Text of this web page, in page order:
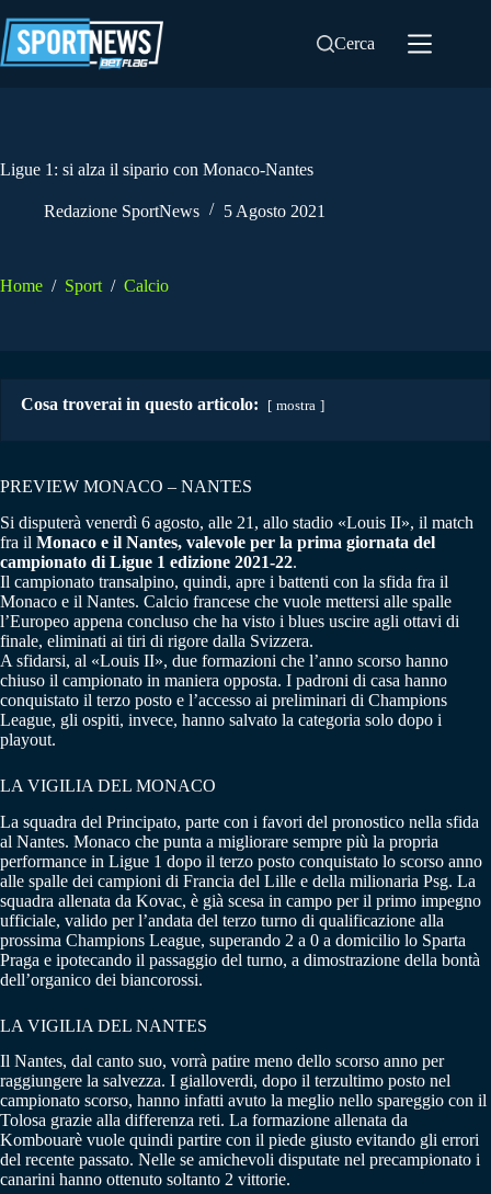
al
contenuto
Cerca
Ligue 1: si alza il sipario con Monaco-Nantes
Redazione SportNews 5 Agosto 2021
Home / Sport / Calcio
Cosa troverai in questo articolo: mostra
PREVIEW MONACO – NANTES
Si disputerà venerdì 6 agosto, alle 21, allo stadio «Louis II», il match
fra il Monaco e il Nantes, valevole per la prima giornata del
campionato di Ligue 1 edizione 2021-22.
Il campionato transalpino, quindi, apre i battenti con la sfida fra il
Monaco e il Nantes. Calcio francese che vuole mettersi alle spalle
l’Europeo appena concluso che ha visto i blues uscire agli ottavi di
finale, eliminati ai tiri di rigore dalla Svizzera.
A sfidarsi, al «Louis II», due formazioni che l’anno scorso hanno
chiuso il campionato in maniera opposta. I padroni di casa hanno
conquistato il terzo posto e l’accesso ai preliminari di Champions
League, gli ospiti, invece, hanno salvato la categoria solo dopo i
playout.
LA VIGILIA DEL MONACO
La squadra del Principato, parte con i favori del pronostico nella sfida
al Nantes. Monaco che punta a migliorare sempre più la propria
performance in Ligue 1 dopo il terzo posto conquistato lo scorso anno
alle spalle dei campioni di Francia del Lille e della milionaria Psg. La
squadra allenata da Kovac, è già scesa in campo per il primo impegno
ufficiale, valido per l’andata del terzo turno di qualificazione alla
prossima Champions League, superando 2 a 0 a domicilio lo Sparta
Praga e ipotecando il passaggio del turno, a dimostrazione della bontà
dell’organico dei biancorossi.
LA VIGILIA DEL NANTES
Il Nantes, dal canto suo, vorrà patire meno dello scorso anno per
raggiungere la salvezza. I gialloverdi, dopo il terzultimo posto nel
campionato scorso, hanno infatti avuto la meglio nello spareggio con il
Tolosa grazie alla differenza reti. La formazione allenata da
Kombouarè vuole quindi partire con il piede giusto evitando gli errori
del recente passato. Nelle se amichevoli disputate nel precampionato i
canarini hanno ottenuto soltanto 2 vittorie.